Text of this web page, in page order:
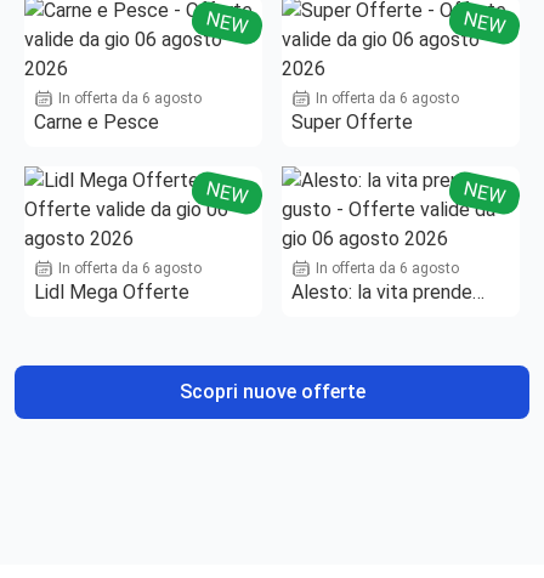
NEW
In offerta da 6 agosto
Carne e Pesce
NEW
In offerta da 6 agosto
Super Offerte
NEW
In offerta da 6 agosto
Lidl Mega Offerte
NEW
In offerta da 6 agosto
Alesto: la vita prende
Scopri nuove offerte